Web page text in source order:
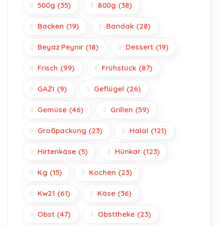
500g (35) 800g (38)
Backen (19) Bandak (28)
Beyaz Peynir (18) Dessert (19)
Frisch (99) Frühstück (87)
GAZI (9) Geflügel (26)
Gemüse (46) Grillen (59)
Großpackung (23) Halal (121)
Hirtenkäse (5) Hünkar (123)
Kg (15) Kochen (23)
Kw21 (61) Käse (36)
Obst (47) Obsttheke (23)